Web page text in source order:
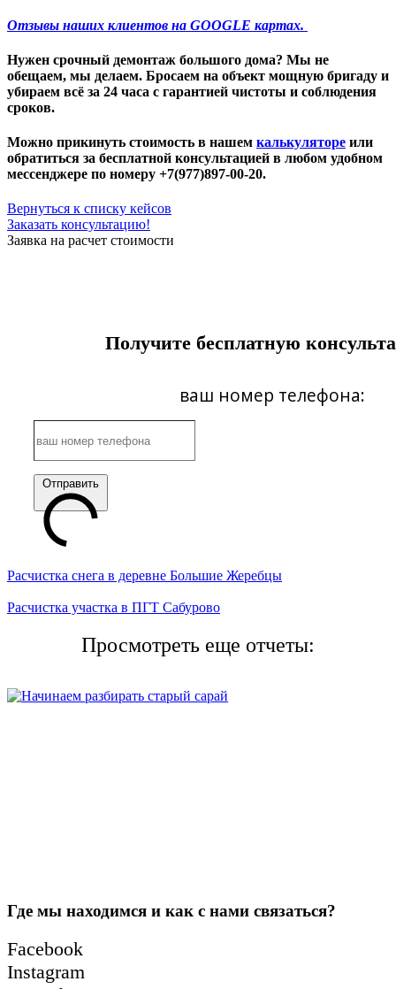
Отзывы наших клиентов на GOOGLE картах.
Нужен срочный демонтаж большого дома? Мы не
обещаем, мы делаем. Бросаем на объект мощную бригаду и
убираем всё за 24 часа с гарантией чистоты и соблюдения
сроков.
Можно прикинуть стоимость в нашем калькуляторе или
обратиться за бесплатной консультацией в любом удобном
мессенджере по номеру +7(977)897-00-20.
Вернуться к списку кейсов
Заказать консультацию!
Заявка на расчет стоимости
Получите бесплатную
ваш номер телефона:
Отправить
Расчистка снега в деревне Большие Жеребцы
Расчистка участка в ПГТ Сабурово
Просмотреть еще отчеты:
Где мы находимся и как с нами связаться?
Facebook
Instagram